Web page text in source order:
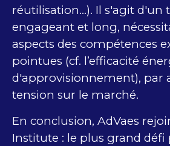
réutilisation...). Il s'agit d'un
engageant et long,
aspects des compétences
pointues (cf. l’efficacité
d'approvisionnement), par
tension sur le marché.
En conclusion, AdVaes
Institute : le plus grand défi